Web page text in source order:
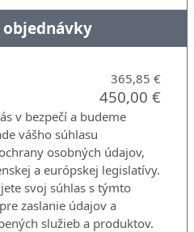
365,85 €
450,00 €
v bezpečí a budeme
vášho súhlasu
osobných údajov,
a európskej legislatívy.
svoj súhlas s týmto
zaslanie údajov a
služieb a produktov.